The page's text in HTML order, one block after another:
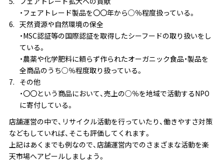
・フェアトレード製品を〇〇年から○％程度扱っている。
天然資源や自然環境の保全
・MSC認証等の国際認証を取得したシーフードの取り扱いをし
ている。
・農薬や化学肥料に頼らず作られたオーガニック食品・製品を
全商品のうち○％程度取り扱っている。
その他
・〇〇という商品において、売上の○％を地域で活動するNPO
に寄付している。
店舗運営の中で、リサイクル活動を行っていたり、働きやすさ対策
などもしていれば、そこも評価してくれます。
上記はあくまでも例なので、店舗運営内でのさまざまな活動を楽
天市場へアピールしましょう。